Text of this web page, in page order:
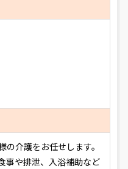
介護をお任せします。
事や排泄、入浴補助など